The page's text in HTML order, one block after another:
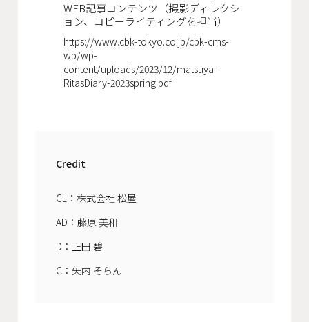
会社概要
沿革
役員一覧
組織図
採用情報
協力会社・スタッフ募集
お問い合わせ
WEB記事コンテンツ（撮影ディレクシ
ョン、コピーライティングを担当）
https://www.cbk-tokyo.co.jp/cbk-cms-
wp/wp-
content/uploads/2023/12/matsuya-
RitasDiary-2023spring.pdf
Credit
CL：株式会社 松屋
AD：藤原 美和
D：正田 碧
C：矢内 そらん